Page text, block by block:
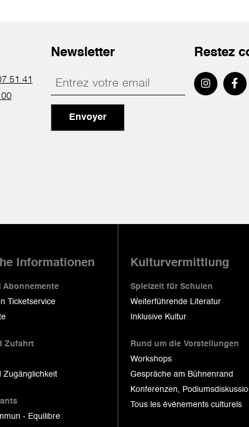
51 41
Newsletter
Envoyer
Restez
Informationen
Abonnemente
Ticketservice
Zufahrt
Zugänglichkeit
- Equilibre
Kulturvermittlung
Spielzeit für Schulen
Weiterführende Literatur
Inklusive Kultur
Rund um die Vorstellungen
Workshops
Gespräche am Bühnenrand
Konferenzen,
Tous les événements culturels